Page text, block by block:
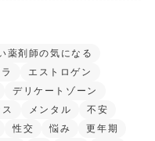
薬剤師の気になる
エストロゲン
デリケートゾーン
メンタル
不安
性交 悩み
更年期